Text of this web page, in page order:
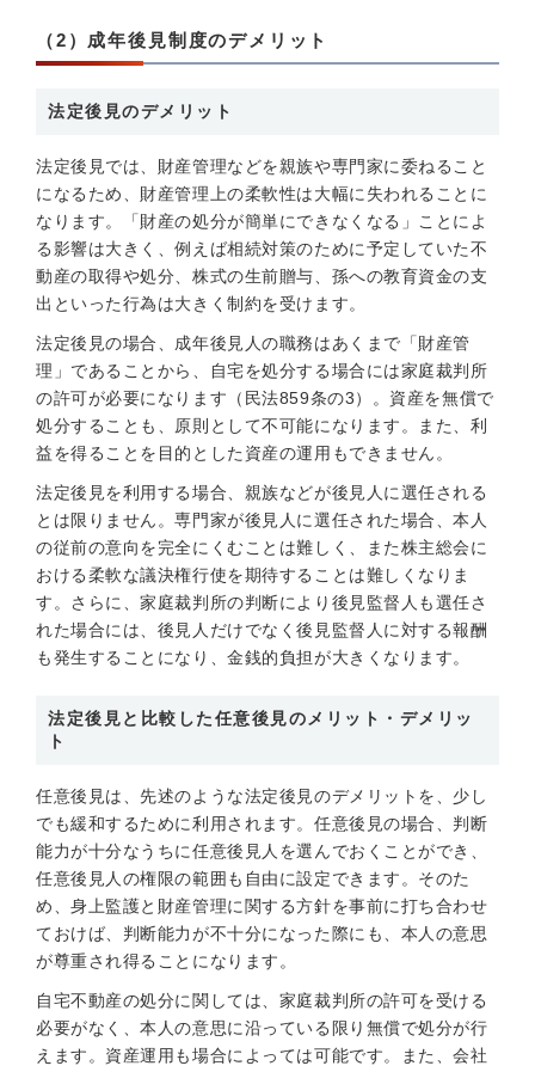
（2）成年後見制度のデメリット
法定後見のデメリット
法定後見では、財産管理などを親族や専門家に委ねること
になるため、財産管理上の柔軟性は大幅に失われることに
なります。「財産の処分が簡単にできなくなる」ことによ
る影響は大きく、例えば相続対策のために予定していた不
動産の取得や処分、株式の生前贈与、孫への教育資金の支
出といった行為は大きく制約を受けます。
法定後見の場合、成年後見人の職務はあくまで「財産管
理」であることから、自宅を処分する場合には家庭裁判所
の許可が必要になります（民法859条の3）。資産を無償で
処分することも、原則として不可能になります。また、利
益を得ることを目的とした資産の運用もできません。
法定後見を利用する場合、親族などが後見人に選任される
とは限りません。専門家が後見人に選任された場合、本人
の従前の意向を完全にくむことは難しく、また株主総会に
おける柔軟な議決権行使を期待することは難しくなりま
す。さらに、家庭裁判所の判断により後見監督人も選任さ
れた場合には、後見人だけでなく後見監督人に対する報酬
も発生することになり、金銭的負担が大きくなります。
法定後見と比較した任意後見のメリット・デメリッ
ト
任意後見は、先述のような法定後見のデメリットを、少し
でも緩和するために利用されます。任意後見の場合、判断
能力が十分なうちに任意後見人を選んでおくことができ、
任意後見人の権限の範囲も自由に設定できます。そのた
め、身上監護と財産管理に関する方針を事前に打ち合わせ
ておけば、判断能力が不十分になった際にも、本人の意思
が尊重され得ることになります。
自宅不動産の処分に関しては、家庭裁判所の許可を受ける
必要がなく、本人の意思に沿っている限り無償で処分が行
えます。資産運用も場合によっては可能です。また、会社